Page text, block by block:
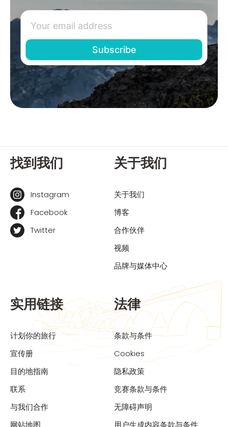
找到我们
Instagram
Facebook
Twitter
关于我们
关于我们
博客
合作伙伴
视频
品牌与媒体中心
实用链接
计划你的旅行
宣传册
目的地指南
联系
与我们合作
网站地图
法律
条款与条件
Cookies
隐私政策
竞赛条款与条件
无障碍声明
用户生成内容条款与条件